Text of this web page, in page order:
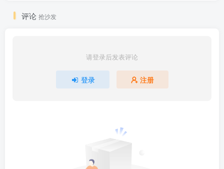
评论 抢沙发
请登录后发表评论
登录 注册